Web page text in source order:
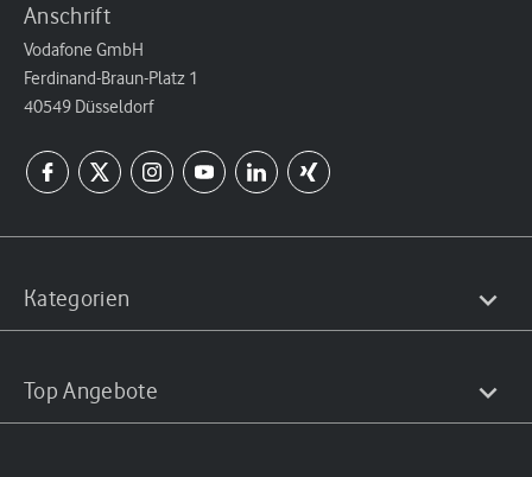
Anschrift
Vodafone GmbH
Ferdinand-Braun-Platz 1
40549 Düsseldorf
Kategorien
Top Angebote